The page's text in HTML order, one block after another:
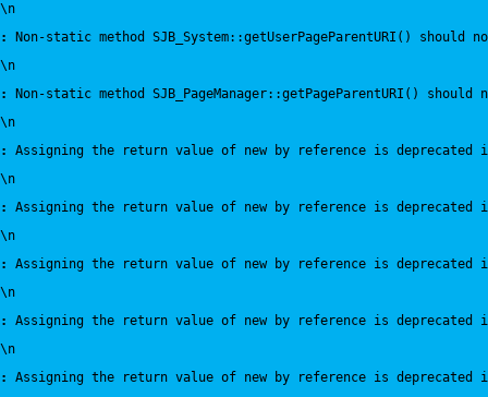
\n
:
Non-static method SJB_System::getUserPageParentURI()
\n
:
Non-static method SJB_PageManager::getPageParentURI()
\n
:
Assigning the return value of new by reference is deprecated
\n
:
Assigning the return value of new by reference is deprecated
\n
:
Assigning the return value of new by reference is deprecated
\n
:
Assigning the return value of new by reference is deprecated
\n
:
Assigning the return value of new by reference is deprecated